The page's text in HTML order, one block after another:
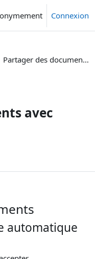
Connexion
Partager des documents avec SWITCHdrive
avec
automatique